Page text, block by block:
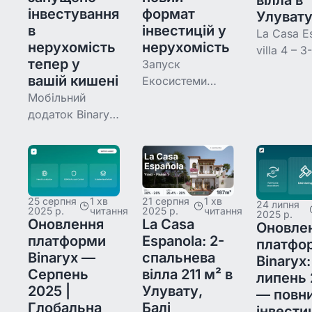
$385K
вкладено,
зміни
компаній.
інвестування
в
нерухомість
тепер у
вашій кишені
Мобільний
додаток Binaryx
інвестиції в
токенізовану
нерухомість
доступними з
телефону.
Реальна історія:
Сергій
сформував
портфель $11
392 у 8 об'єктах
формат
інвестицій у
нерухомість
Запуск
Екосистеми
розділ, де
кожен партнер-
девелопер
відкриває
власний
«Інвестиційний
дім» з track
record і
портфелем
об'єктів.
La Casa
villa 4 – 3-
на 12
зібрано
$385
коштує
вхід на
25 серпня
2025 р.
1 хв
читання
Оновлення
платформи
Binaryx —
Серпень
2025 |
Глобальна
21 серпня
2025 р.
1 хв
читання
La Casa
Espanola: 2-
спальнева
вілла 211 м² в
Улувату,
Балі
24 липня
2025 р.
Binaryx:
липень
—